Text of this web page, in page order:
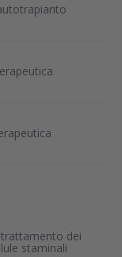
dei
staminali